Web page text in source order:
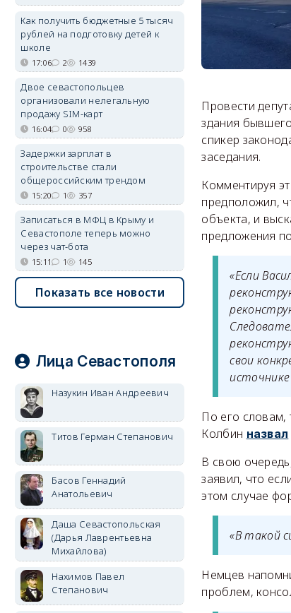
Провести
здания
спикер
заседания.
Комментируя
предположил,
объекта, и
предложения
«Если
свои
По его словам,
Колбин назвал
В свою
заявил, что
этом случае
«В такой
Немцев
проблем,
Как получить бюджетные 5 тысяч
рублей на подготовку детей к
школе
17:06 2 1439
Двое севастопольцев
организовали нелегальную
продажу SIM-карт
16:04 0 958
Задержки зарплат в
строительстве стали
общероссийским трендом
15:20 1 357
Записаться в МФЦ в Крыму и
Севастополе теперь можно
через чат-бота
15:11 1 145
Показать все новости
Лица Севастополя
Назукин Иван Андреевич
Титов Герман Степанович
Басов Геннадий
Анатольевич
Даша Севастопольская
(Дарья Лаврентьевна
Михайлова)
Нахимов Павел
Степанович